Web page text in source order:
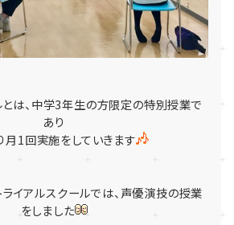
とは、中学3年生の方限定の特別授業で
あり
月1回実施をしていきます
イアルスクールでは、声優演技の授業
をしました